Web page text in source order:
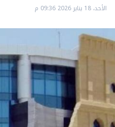
الأحد، 18 يناير 2026 09:36 م